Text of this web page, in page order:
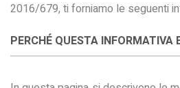
2016/679, ti forniamo le seguenti
PERCHÉ QUESTA INFORMATIVA